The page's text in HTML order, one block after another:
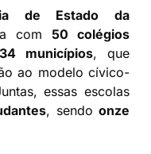
de Estado da
com50 colégios
34 municípios, que
ao modelo cívico-
essas escolas
, sendoonze